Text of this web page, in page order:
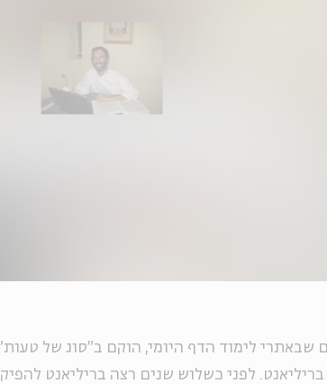
שבאתרי לימוד הדף היומי, הוקם ב"סוג של
לפני כשלוש שנים רצה בריליאנט להפיק